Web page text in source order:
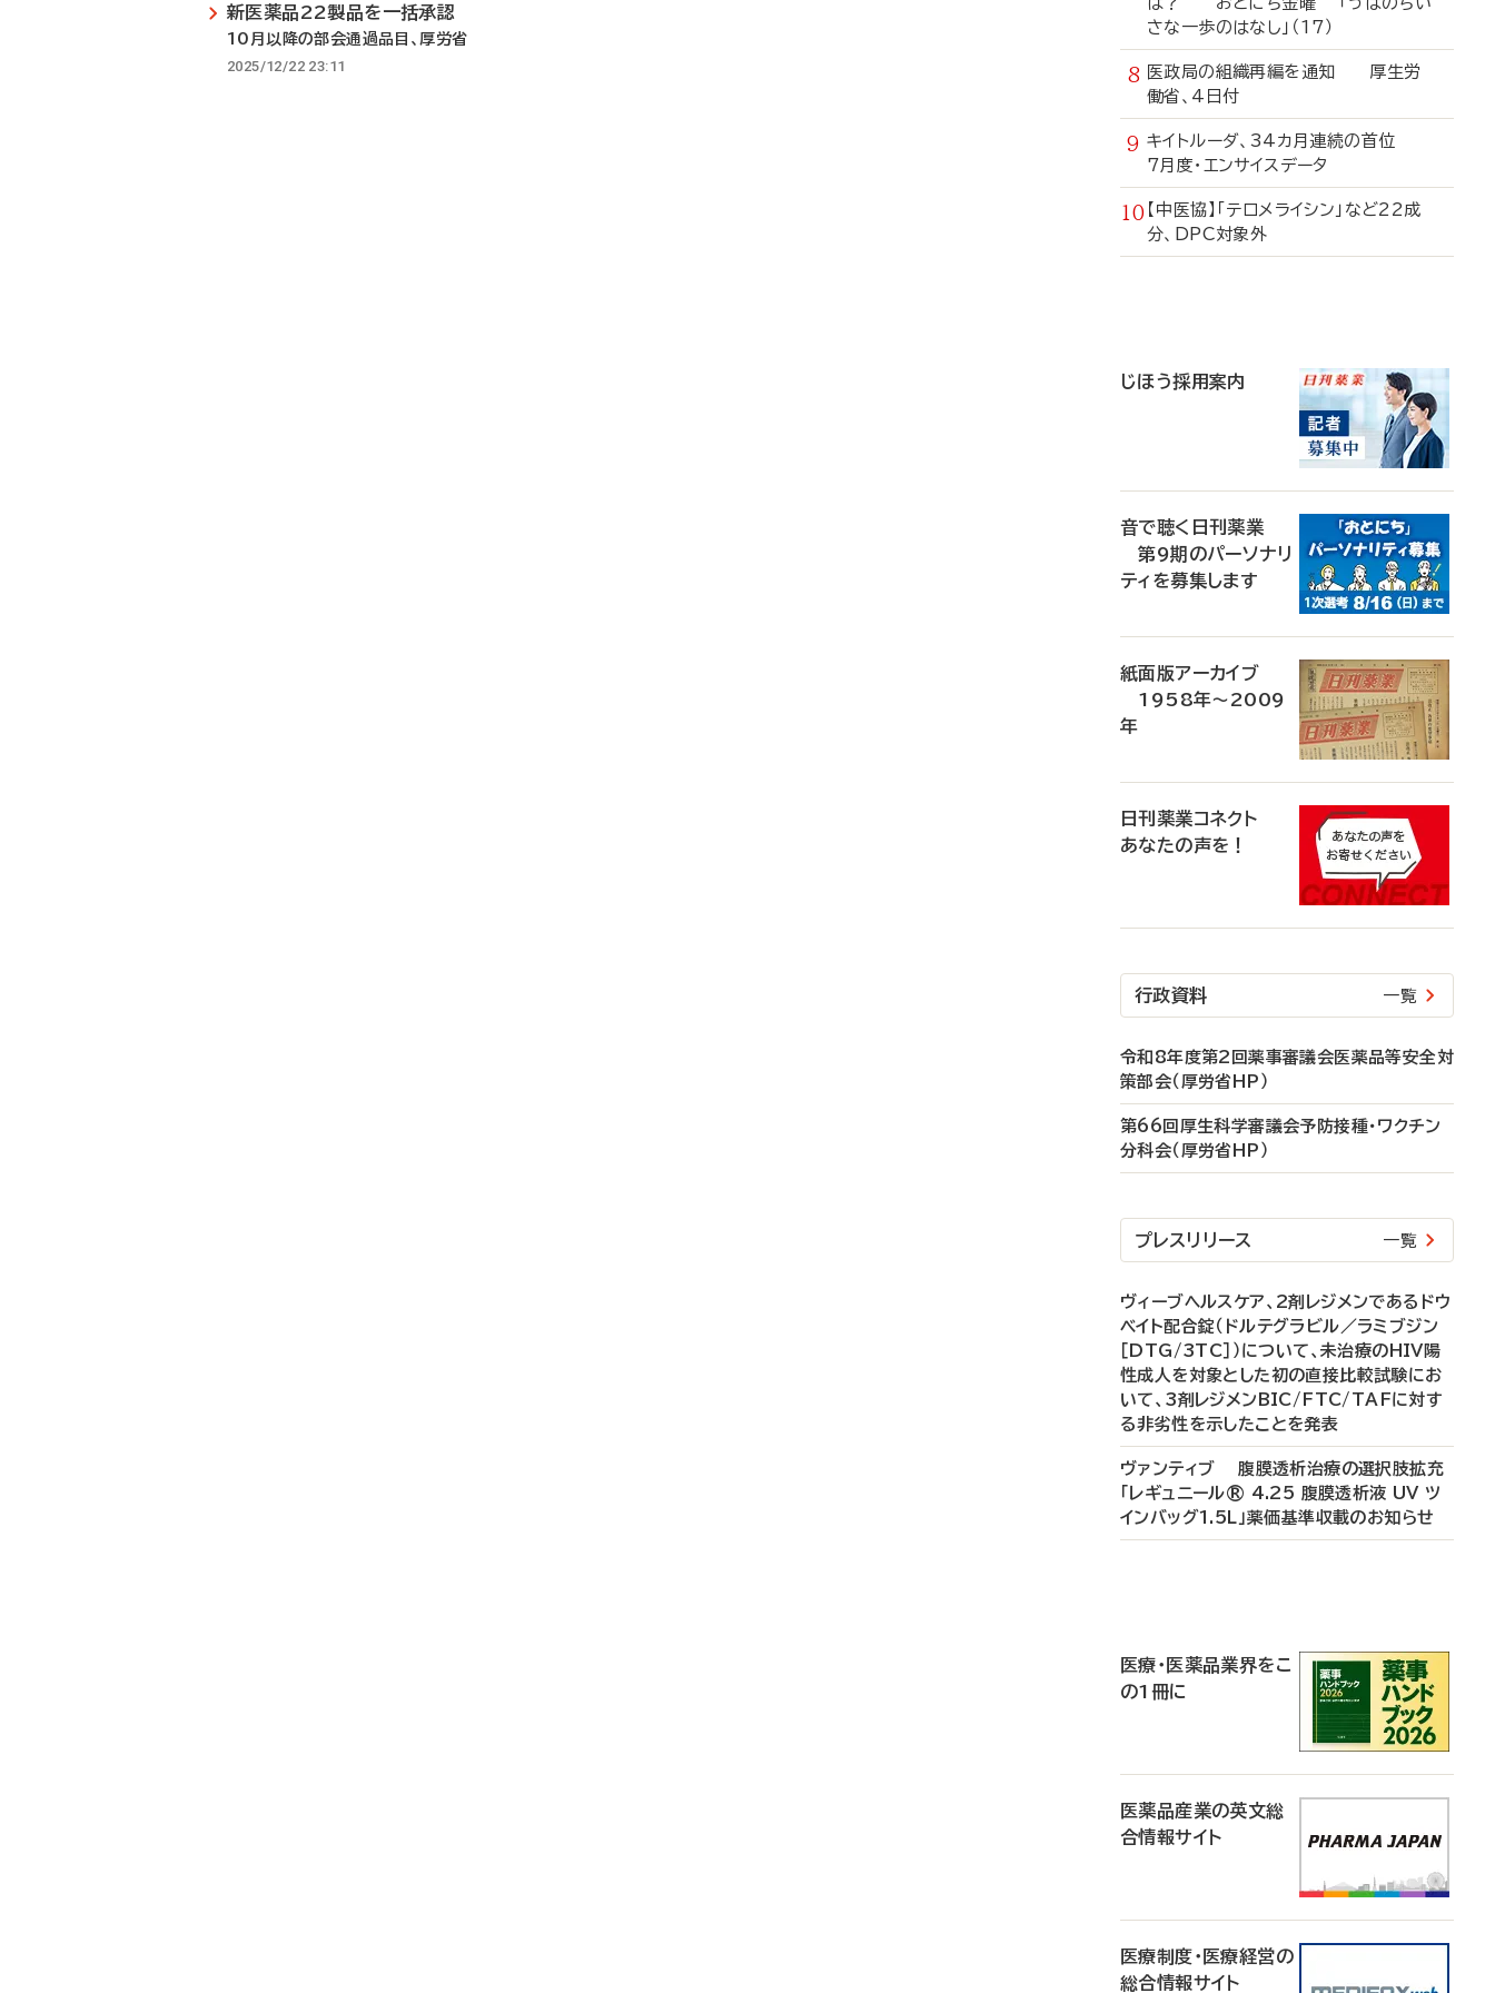
新医薬品22製品を一括承認
10月以降の部会通過品目、厚労省
2025/12/22 23:11
さな一歩のはなし」（17）
医政局の組織再編を通知 厚生労
働省、4日付
キイトルーダ、34カ月連続の首位
7月度・エンサイスデータ
【中医協】「テロメライシン」など22成
分、DPC対象外
じほう採用案内
音で聴く日刊薬業
第9期のパーソナリ
ティを募集します
紙面版アーカイブ
1958年～2009
年
日刊薬業コネクト
あなたの声を！
行政資料 一覧
令和8年度第2回薬事審議会医薬品等安全対
策部会（厚労省HP）
第66回厚生科学審議会予防接種・ワクチン
分科会（厚労省HP）
プレスリリース 一覧
ヴィーブヘルスケア、2剤レジメンであるドウ
ベイト配合錠（ドルテグラビル／ラミブジン
［DTG/3TC］）について、未治療のHIV陽
性成人を対象とした初の直接比較試験にお
いて、3剤レジメンBIC/FTC/TAFに対す
る非劣性を示したことを発表
ヴァンティブ 腹膜透析治療の選択肢拡充
「レギュニール® 4.25 腹膜透析液 UV ツ
インバッグ1.5L」薬価基準収載のお知らせ
医療・医薬品業界をこ
の1冊に
医薬品産業の英文総
合情報サイト
医療制度・医療経営の
総合情報サイト